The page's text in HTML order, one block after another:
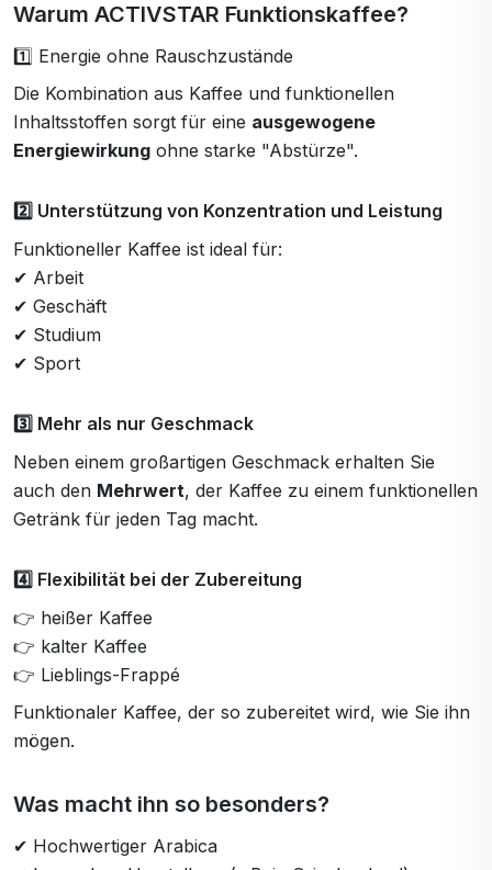
Warum ACTIVSTAR Funktionskaffee?
1️⃣ Energie ohne Rauschzustände
Die Kombination aus Kaffee und funktionellen
Inhaltsstoffen sorgt für eine ausgewogene
Energiewirkung ohne starke "Abstürze".
2️⃣ Unterstützung von Konzentration und Leistung
Funktioneller Kaffee ist ideal für:
✔ Arbeit
✔ Geschäft
✔ Studium
✔ Sport
3️⃣ Mehr als nur Geschmack
Neben einem großartigen Geschmack erhalten Sie
auch den Mehrwert, der Kaffee zu einem funktionellen
Getränk für jeden Tag macht.
4️⃣ Flexibilität bei der Zubereitung
👉 heißer Kaffee
👉 kalter Kaffee
👉 Lieblings-Frappé
Funktionaler Kaffee, der so zubereitet wird, wie Sie ihn
mögen.
Was macht ihn so besonders?
✔ Hochwertiger Arabica